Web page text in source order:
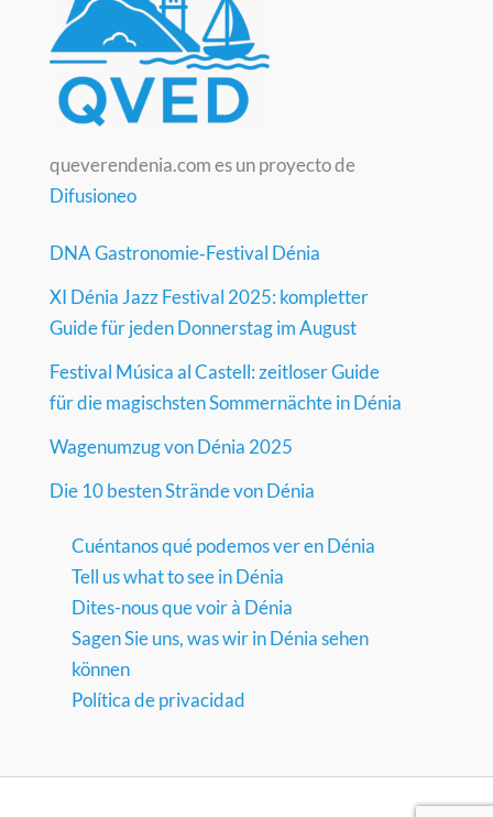
queverendenia.com es un proyecto de
Difusioneo
DNA Gastronomie‑Festival Dénia
XI Dénia Jazz Festival 2025: kompletter
Guide für jeden Donnerstag im August
Festival Música al Castell: zeitloser Guide
für die magischsten Sommernächte in Dénia
Wagenumzug von Dénia 2025
Die 10 besten Strände von Dénia
Cuéntanos qué podemos ver en Dénia
Tell us what to see in Dénia
Dites-nous que voir à Dénia
Sagen Sie uns, was wir in Dénia sehen
können
Política de privacidad